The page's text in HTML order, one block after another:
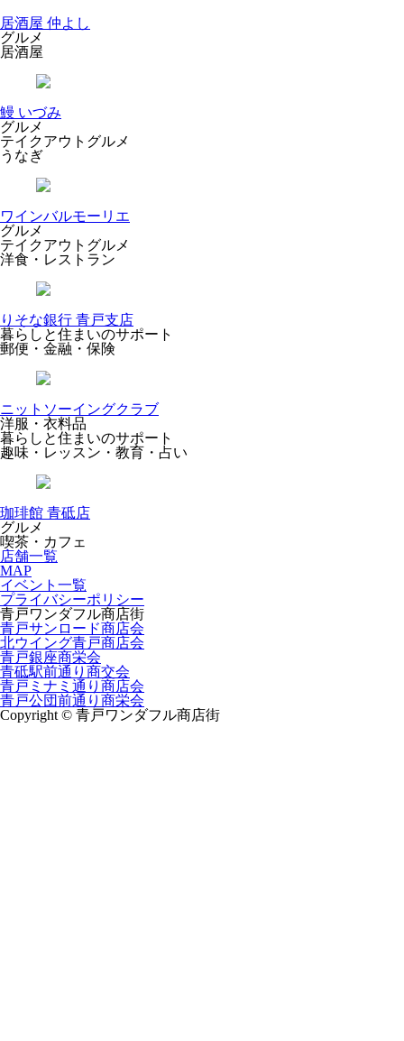
居酒屋 仲よし
グルメ
居酒屋
鰻 いづみ
グルメ
テイクアウトグルメ
うなぎ
ワインバルモーリエ
グルメ
テイクアウトグルメ
洋食・レストラン
りそな銀行 青戸支店
暮らしと住まいのサポート
郵便・金融・保険
ニットソーイングクラブ
洋服・衣料品
暮らしと住まいのサポート
趣味・レッスン・教育・占い
珈琲館 青砥店
グルメ
喫茶・カフェ
店舗一覧
MAP
イベント一覧
プライバシーポリシー
青戸ワンダフル商店街
青戸サンロード商店会
北ウイング青戸商店会
青戸銀座商栄会
青砥駅前通り商交会
青戸ミナミ通り商店会
青戸公団前通り商栄会
Copyright © 青戸ワンダフル商店街